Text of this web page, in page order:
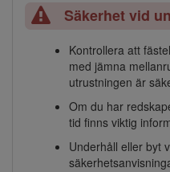
Säkerhet vid
Kontrollera att
med jämna
utrustningen är
Om du har
tid finns viktig
Underhåll eller byt